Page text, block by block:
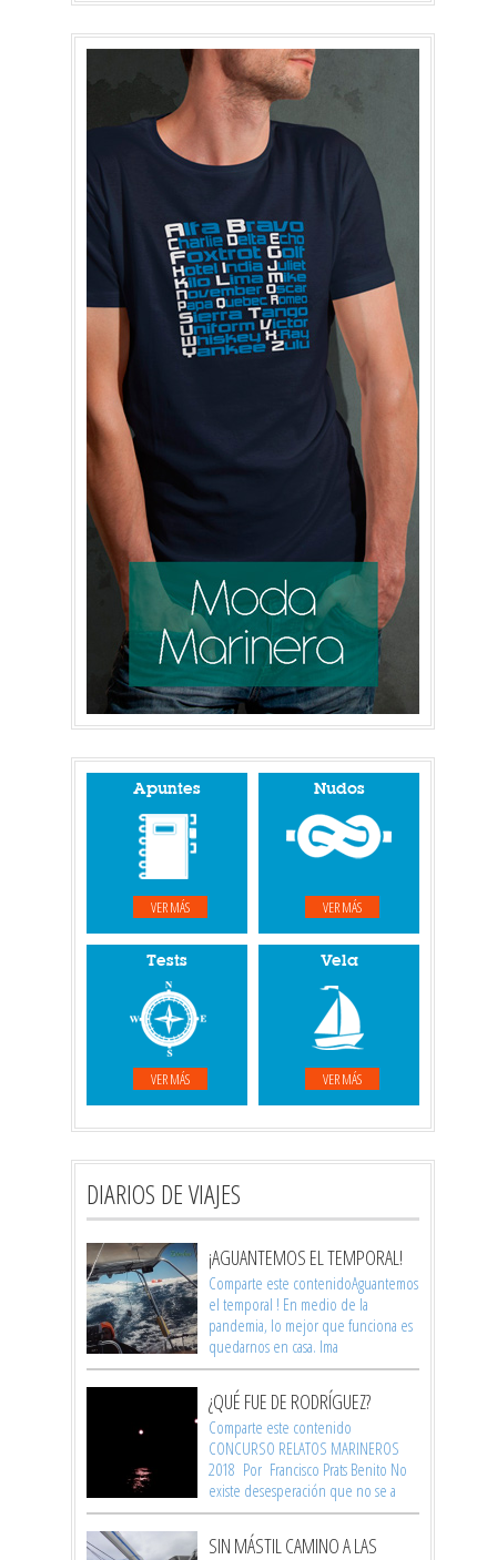
Apuntes
VER MÁS
Nudos
VER MÁS
Tests
VER MÁS
Vela
VER MÁS
DIARIOS DE VIAJES
¡AGUANTEMOS EL TEMPORAL!
Comparte este contenidoAguantemos
el temporal ! En medio de la
pandemia, lo mejor que funciona es
quedarnos en casa. Ima
¿QUÉ FUE DE RODRÍGUEZ?
Comparte este contenido
CONCURSO RELATOS MARINEROS
2018 Por Francisco Prats Benito No
existe desesperación que no se a
SIN MÁSTIL CAMINO A LAS